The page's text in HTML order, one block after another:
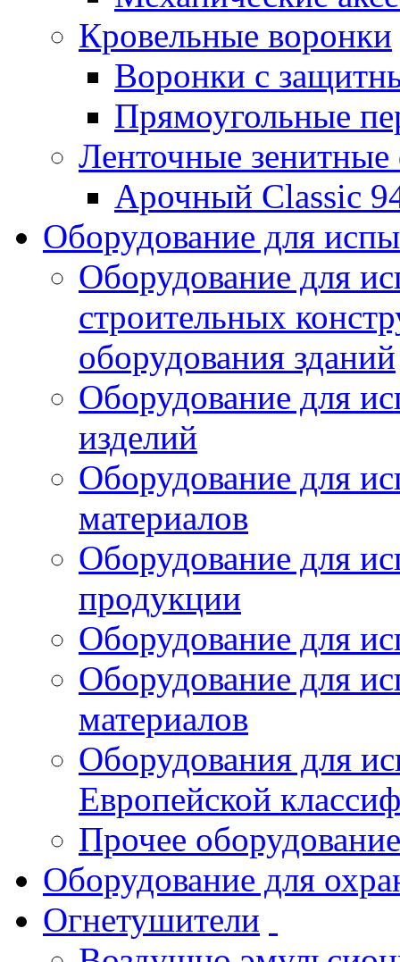
Кровельные воронки
Воронки с
Прямоугольные
Ленточные
Арочный Classic
Оборудование для
Оборудование для
строительных
оборудования зданий
Оборудование для
изделий
Оборудование для
материалов
Оборудование для
продукции
Оборудование для
Оборудование для
материалов
Оборудования для
Европейской
Прочее оборудование
Оборудование для
Огнетушители